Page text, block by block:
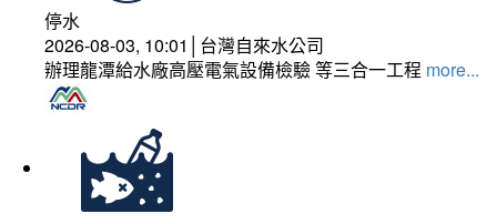
停水
2026-08-03, 10:01│台灣自來水公司
辦理龍潭給水廠高壓電氣設備檢驗 等三合一工程 more...